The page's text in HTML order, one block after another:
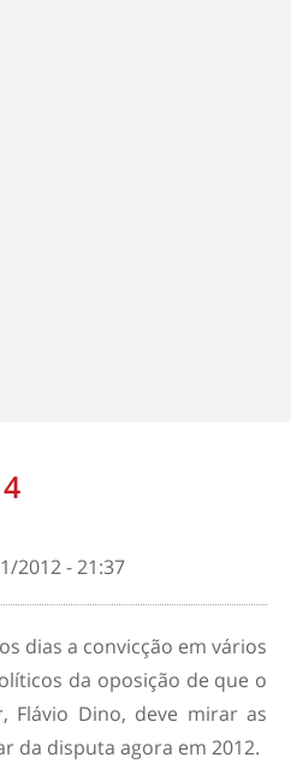
2012 - 21:37
dias a convicção em vários
da oposição de que o
Flávio Dino, deve mirar as
da disputa agora em 2012.